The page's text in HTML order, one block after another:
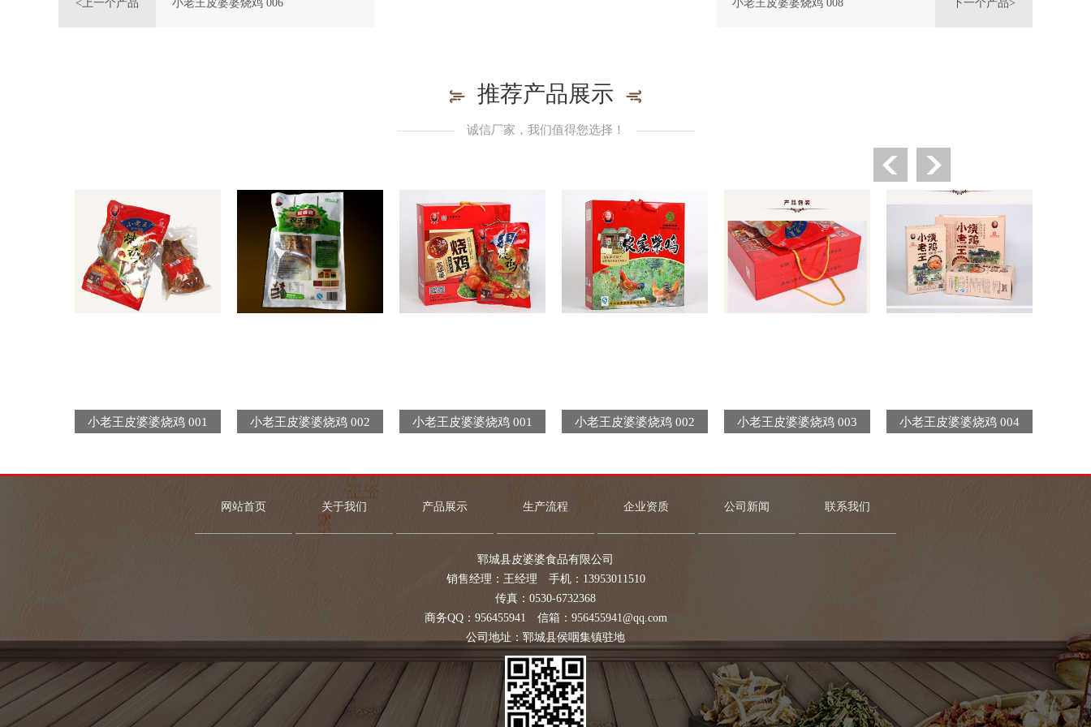
<上一个产品 小老王皮婆婆烧鸡 006 下一个产品>
小老王皮婆婆烧鸡 008
推荐产品展示
诚信厂家，我们值得您选择！
小老王皮婆婆烧鸡 001 小老王皮婆婆烧鸡 002 小老王皮婆婆烧鸡 001 小老王皮婆婆烧鸡 002 小老王皮婆婆烧鸡 003 小老王皮婆婆烧鸡 004
网站首页 关于我们 产品展示 生产流程 企业资质 公司新闻 联系我们
郓城县皮婆婆食品有限公司
销售经理：王经理 手机：13953011510
传真：0530-6732368
商务QQ：956455941 信箱：956455941@qq.com
公司地址：郓城县侯咽集镇驻地